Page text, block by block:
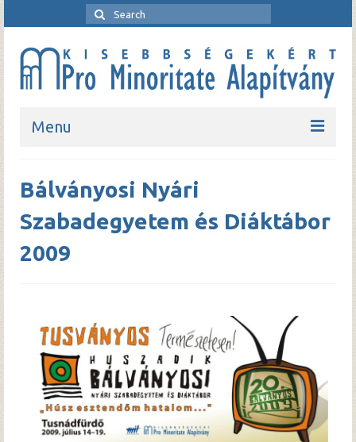
Menu
Bemutatkozó
Rendezvények
Kapcsolat
Hírek
Archívum
Bálványosi Nyári
Szabadegyetem és Diáktábor
2009